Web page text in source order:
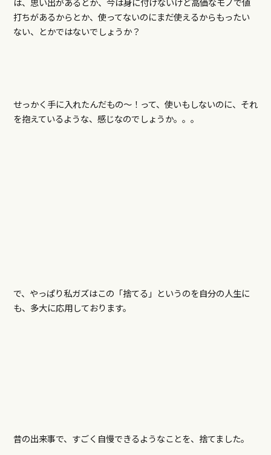
打ちがあるからとか、使ってないのにまだ使えるからもったい
ない、とかではないでしょうか？
せっかく手に入れたんだもの～！って、使いもしないのに、それ
を抱えているような、感じなのでしょうか。。。
で、やっぱり私ガズはこの「捨てる」というのを自分の人生に
も、多大に応用しております。
昔の出来事で、すごく自慢できるようなことを、捨てました。